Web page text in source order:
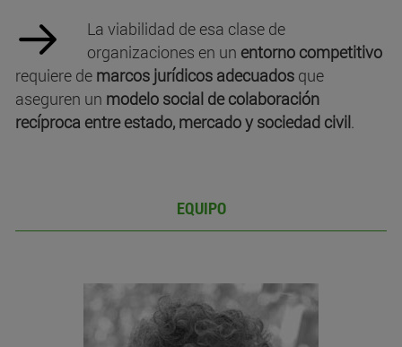
La viabilidad de esa clase de
organizaciones en un entorno competitivo
requiere de marcos jurídicos adecuados que
aseguren un modelo social de colaboración
recíproca entre estado, mercado y sociedad civil.
EQUIPO